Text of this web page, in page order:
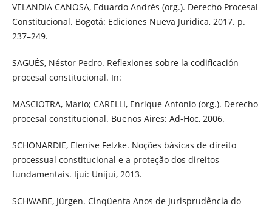
VELANDIA CANOSA, Eduardo Andrés (org.). Derecho Procesal
Constitucional. Bogotá: Ediciones Nueva Juridica, 2017. p.
237–249.
SAGÜÉS, Néstor Pedro. Reflexiones sobre la codificación
procesal constitucional. In:
MASCIOTRA, Mario; CARELLI, Enrique Antonio (org.). Derecho
procesal constitucional. Buenos Aires: Ad-Hoc, 2006.
SCHONARDIE, Elenise Felzke. Noções básicas de direito
processual constitucional e a proteção dos direitos
fundamentais. Ijuí: Unijuí, 2013.
SCHWABE, Jürgen. Cinqüenta Anos de Jurisprudência do